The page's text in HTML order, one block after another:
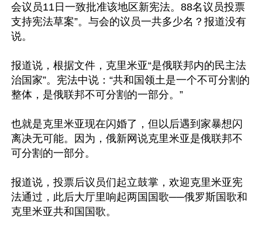
会议员11日一致批准该地区新宪法。88名议员投票
支持宪法草案”。与会的议员一共多少名？报道没有
说。
报道说，根据文件，克里米亚“是俄联邦内的民主法
治国家”。宪法中说：“共和国领土是一个不可分割的
整体，是俄联邦不可分割的一部分。”
也就是克里米亚现在闪婚了，但以后遇到家暴想闪
离决无可能。因为，俄新网说克里米亚是俄联邦不
可分割的一部分。
报道说，投票后议员们起立鼓掌，欢迎克里米亚宪
法通过，此后大厅里响起两国国歌──俄罗斯国歌和
克里米亚共和国国歌。